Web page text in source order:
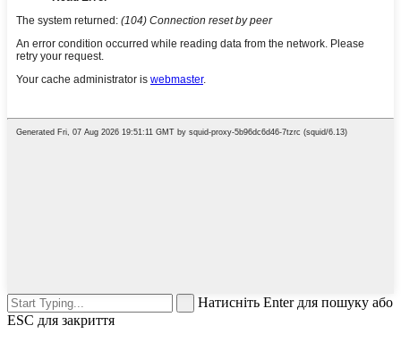
Натисніть Enter для пошуку або
ESC для закриття